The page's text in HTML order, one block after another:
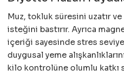
Muz, tokluk süresini uzatır
isteğini bastırır. Ayrıca
içeriği sayesinde stres
duygusal yeme
kilo kontrolüne olumlu katkı